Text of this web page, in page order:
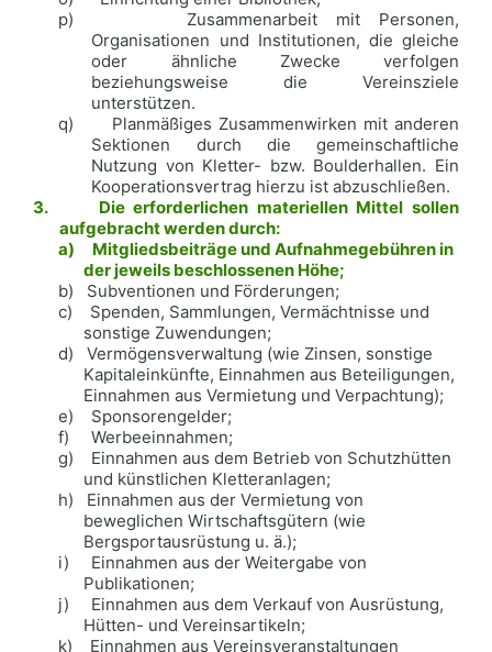
p)
Zusammenarbeit mit Personen,
Organisationen und Institutionen, die gleiche
oder ähnliche Zwecke verfolgen
beziehungsweise die Vereinsziele
unterstützen.
q)
Planmäßiges Zusammenwirken mit anderen
Sektionen durch die gemeinschaftliche
Nutzung von Kletter- bzw. Boulderhallen. Ein
Kooperationsvertrag hierzu ist abzuschließen.
3.
Die erforderlichen materiellen Mittel sollen
aufgebracht werden durch:
a)
Mitgliedsbeiträge und Aufnahmegebühren in
der jeweils beschlossenen Höhe;
b)
Subventionen und Förderungen;
c)
Spenden, Sammlungen, Vermächtnisse und
sonstige Zuwendungen;
d)
Vermögensverwaltung (wie Zinsen, sonstige
Kapitaleinkünfte, Einnahmen aus Beteiligungen,
Einnahmen aus Vermietung und Verpachtung);
e)
Sponsorengelder;
f)
Werbeeinnahmen;
g)
Einnahmen aus dem Betrieb von Schutzhütten
und künstlichen Kletteranlagen;
h)
Einnahmen aus der Vermietung von
beweglichen Wirtschaftsgütern (wie
Bergsportausrüstung u. ä.);
i)
Einnahmen aus der Weitergabe von
Publikationen;
j)
Einnahmen aus dem Verkauf von Ausrüstung,
Hütten- und Vereinsartikeln;
k)
Einnahmen aus Vereinsveranstaltungen